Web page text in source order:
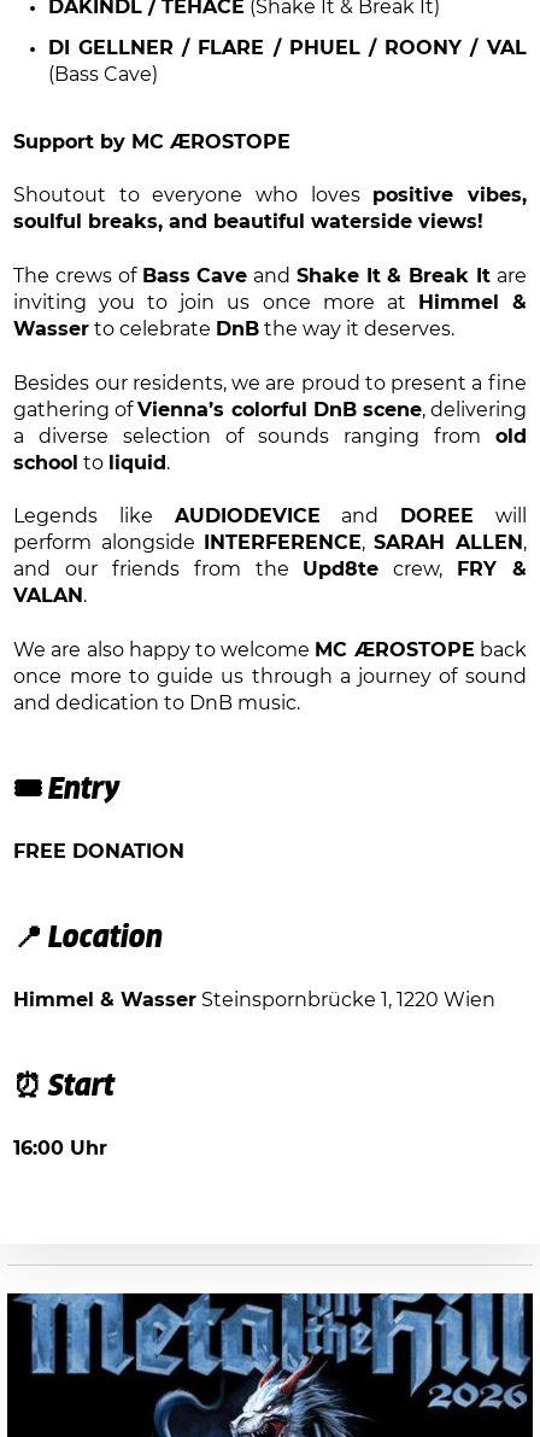
DAKINDL / TEHACE (Shake It & Break It)
DI GELLNER / FLARE / PHUEL / ROONY / VAL
(Bass Cave)
Support by MC ÆROSTOPE
Shoutout to everyone who loves positive vibes,
soulful breaks, and beautiful waterside views!
The crews of Bass Cave and Shake It & Break Itare
inviting you to join us once more at
Himmel &
Wasser to celebrate DnB the way it deserves.
Besides our residents, we are proud to present a fine
gathering ofVienna’s colorful DnB scene, delivering
a diverse selection of sounds ranging from old
school to liquid .
Legends like AUDIODEVICE and DOREE will
perform alongside
INTERFERENCE,SARAH ALLEN ,
and our friends from the Upd8te crew,
FRY &
VALAN .
We are also happy to welcome MC ÆROSTOPE back
once more to guide us through a journey of sound
and dedication to DnB music.
🎟 Entry
FREE DONATION
📍 Location
Himmel & Wasser Steinspornbrücke 1, 1220 Wien
⏰ Start
16:00 Uhr